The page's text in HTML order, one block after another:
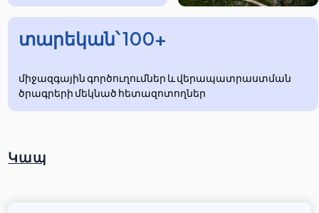
տարեկան՝ 100+
միջազգային գործուղումներ և վերապատրաստման
ծրագրերի մեկնած հետազոտողներ
Կապ